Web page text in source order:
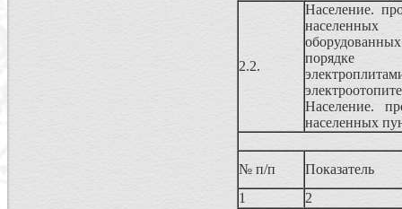
2.2.
Население.
порядке
Население.
населенных
№ п/п
Показатель
1
2